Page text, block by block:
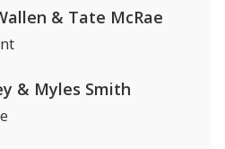
& Tate McRae
& Myles Smith